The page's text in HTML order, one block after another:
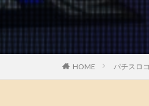
HOME パチスロ